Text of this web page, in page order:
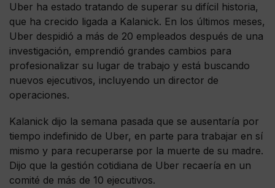
Uber ha estado tratando de superar su difícil historia,
que ha crecido ligada a Kalanick. En los últimos meses,
Uber despidió a más de 20 empleados después de una
investigación, emprendió grandes cambios para
profesionalizar su lugar de trabajo y está buscando
nuevos ejecutivos, incluyendo un director de
operaciones.
Kalanick dijo la semana pasada que se ausentaría por
tiempo indefinido de Uber, en parte para trabajar en sí
mismo y para recuperarse por la muerte de su madre.
Dijo que la gestión cotidiana de Uber recaería en un
comité de más de 10 ejecutivos.